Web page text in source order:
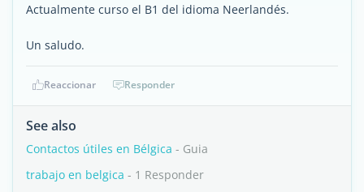
Actualmente curso el B1 del idioma Neerlandés.
Un saludo.
Reaccionar Responder
See also
Contactos útiles en Bélgica - Guia
trabajo en belgica - 1 Responder